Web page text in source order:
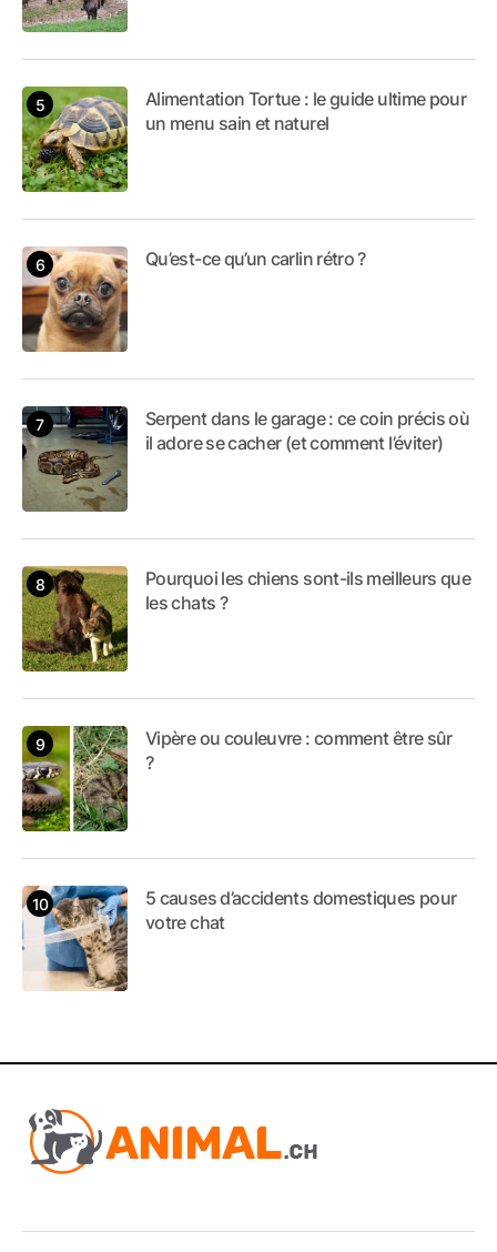
Alimentation Tortue : le guide ultime pour
un menu sain et naturel
Qu’est-ce qu’un carlin rétro ?
Serpent dans le garage : ce coin précis où
il adore se cacher (et comment l’éviter)
Pourquoi les chiens sont-ils meilleurs que
les chats ?
Vipère ou couleuvre : comment être sûr
?
5 causes d’accidents domestiques pour
votre chat